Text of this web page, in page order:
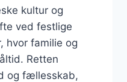
kultur og
ved festlige
hvor familie og
Retten
og fællesskab,